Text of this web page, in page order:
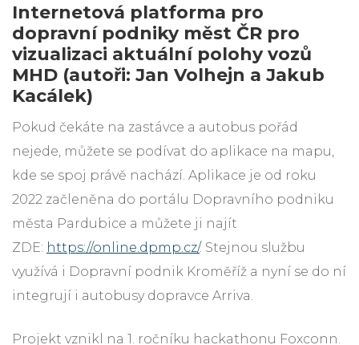
Internetová platforma pro
dopravní podniky měst ČR pro
vizualizaci aktuální polohy vozů
MHD (autoři: Jan Volhejn a Jakub
Kacálek)
Pokud čekáte na zastávce a autobus pořád
nejede, můžete se podívat do aplikace na mapu,
kde se spoj právě nachází. Aplikace je od roku
2022 začleněna do portálu Dopravního podniku
města Pardubice a můžete ji najít
ZDE: https://online.dpmp.cz/. Stejnou službu
využívá i Dopravní podnik Kroměříž a nyní se do ní
integrují i autobusy dopravce Arriva.
Projekt vznikl na 1. ročníku hackathonu Foxconn.